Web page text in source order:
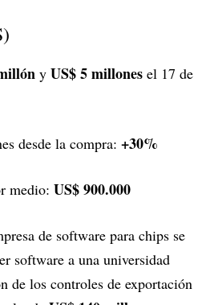
y US$ 5 millones el 17 de
desde la compra: +30%
medio: US$ 900.000
de software para chips se
software a una universidad
de los controles de exportación